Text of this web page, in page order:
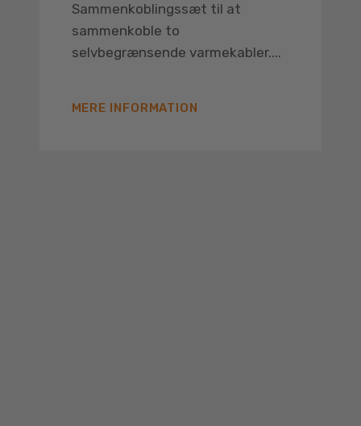
Sammenkoblingssæt til at
sammenkoble to
selvbegrænsende varmekabler....
MERE INFORMATION